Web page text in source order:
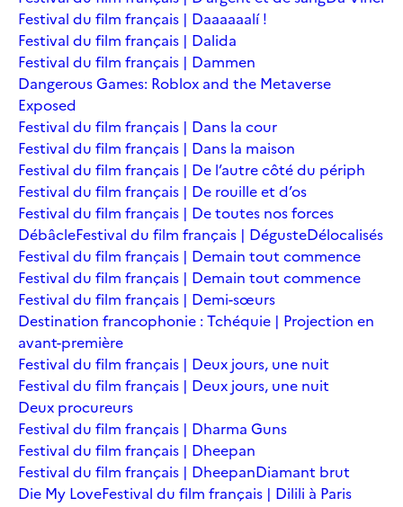
Festival du film français | Daaaaaalí !
Festival du film français | Dalida
Festival du film français | Dammen
Dangerous Games: Roblox and the Metaverse
Exposed
Festival du film français | Dans la cour
Festival du film français | Dans la maison
Festival du film français | De l’autre côté du périph
Festival du film français | De rouille et d’os
Festival du film français | De toutes nos forces
DébâcleFestival du film français | DégusteDélocalisés
Festival du film français | Demain tout commence
Festival du film français | Demain tout commence
Festival du film français | Demi-sœurs
Destination francophonie : Tchéquie | Projection en
avant-première
Festival du film français | Deux jours, une nuit
Festival du film français | Deux jours, une nuit
Deux procureurs
Festival du film français | Dharma Guns
Festival du film français | Dheepan
Festival du film français | DheepanDiamant brut
Die My LoveFestival du film français | Dilili à Paris